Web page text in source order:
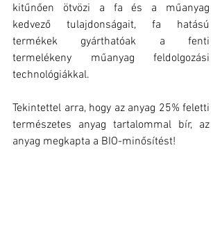
kitűnően ötvözi a fa és a műanyag
kedvező tulajdonságait, fa hatású
termékek gyárthatóak a fenti
termelékeny műanyag feldolgozási
technológiákkal.
Tekintettel arra, hogy az anyag 25% feletti
természetes anyag tartalommal bír, az
anyag megkapta a BIO-minősítést!